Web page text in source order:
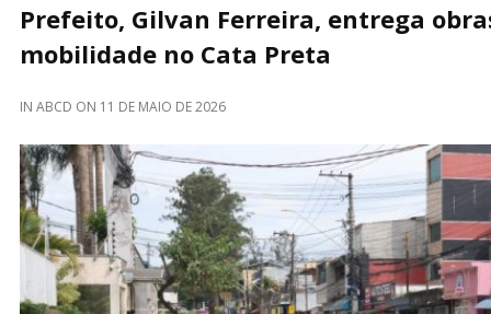
Prefeito, Gilvan Ferreira, entrega
mobilidade no Cata Preta
IN ABCD ON 11 DE MAIO DE 2026